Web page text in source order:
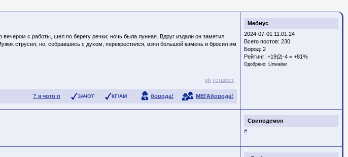
Мебиус
2024-07-01 11:01:24
Всего постов: 230
Бород: 2
Рейтинг: +19|2|-4 = +81%
Одобрено: Unwaiter
с работы, шел по берегу речки; ночь была лунная. Вдруг издали он заметил
струсил, но, собравшись с духом, перекрестился, взял большой камень и бросил им
vk гетшеет
? я чото п ЗАЧОТ КГ/АМ борода! МЕГАборода!
Свинодемон
#